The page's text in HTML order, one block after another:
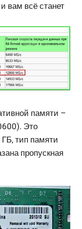
вам всё станет
памяти –
Это
тип памяти
пропускная